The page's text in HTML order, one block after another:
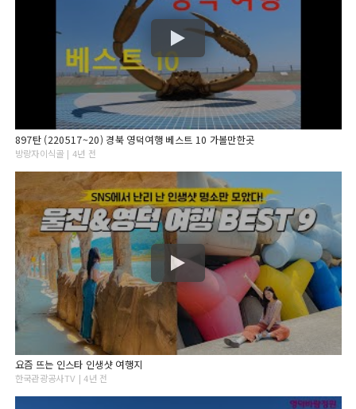
897탄 (220517~20) 경북 영덕여행 베스트 10 가볼만한곳
방랑자이식골 | 4년 전
요즘 뜨는 인스타 인생샷 여행지
한국관광공사TV | 4년 전